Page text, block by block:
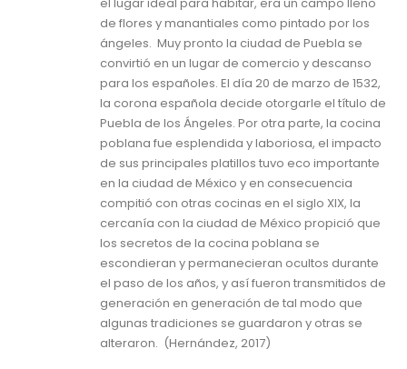
de flores y manantiales como pintado por los
ángeles. Muy pronto la ciudad de Puebla se
convirtió en un lugar de comercio y descanso
para los españoles. El día 20 de marzo de 1532,
la corona española decide otorgarle el título de
Puebla de los Ángeles. Por otra parte, la cocina
poblana fue esplendida y laboriosa, el impacto
de sus principales platillos tuvo eco importante
en la ciudad de México y en consecuencia
compitió con otras cocinas en el siglo XIX, la
cercanía con la ciudad de México propició que
los secretos de la cocina poblana se
escondieran y permanecieran ocultos durante
el paso de los años, y así fueron transmitidos de
generación en generación de tal modo que
algunas tradiciones se guardaron y otras se
alteraron. (Hernández, 2017)